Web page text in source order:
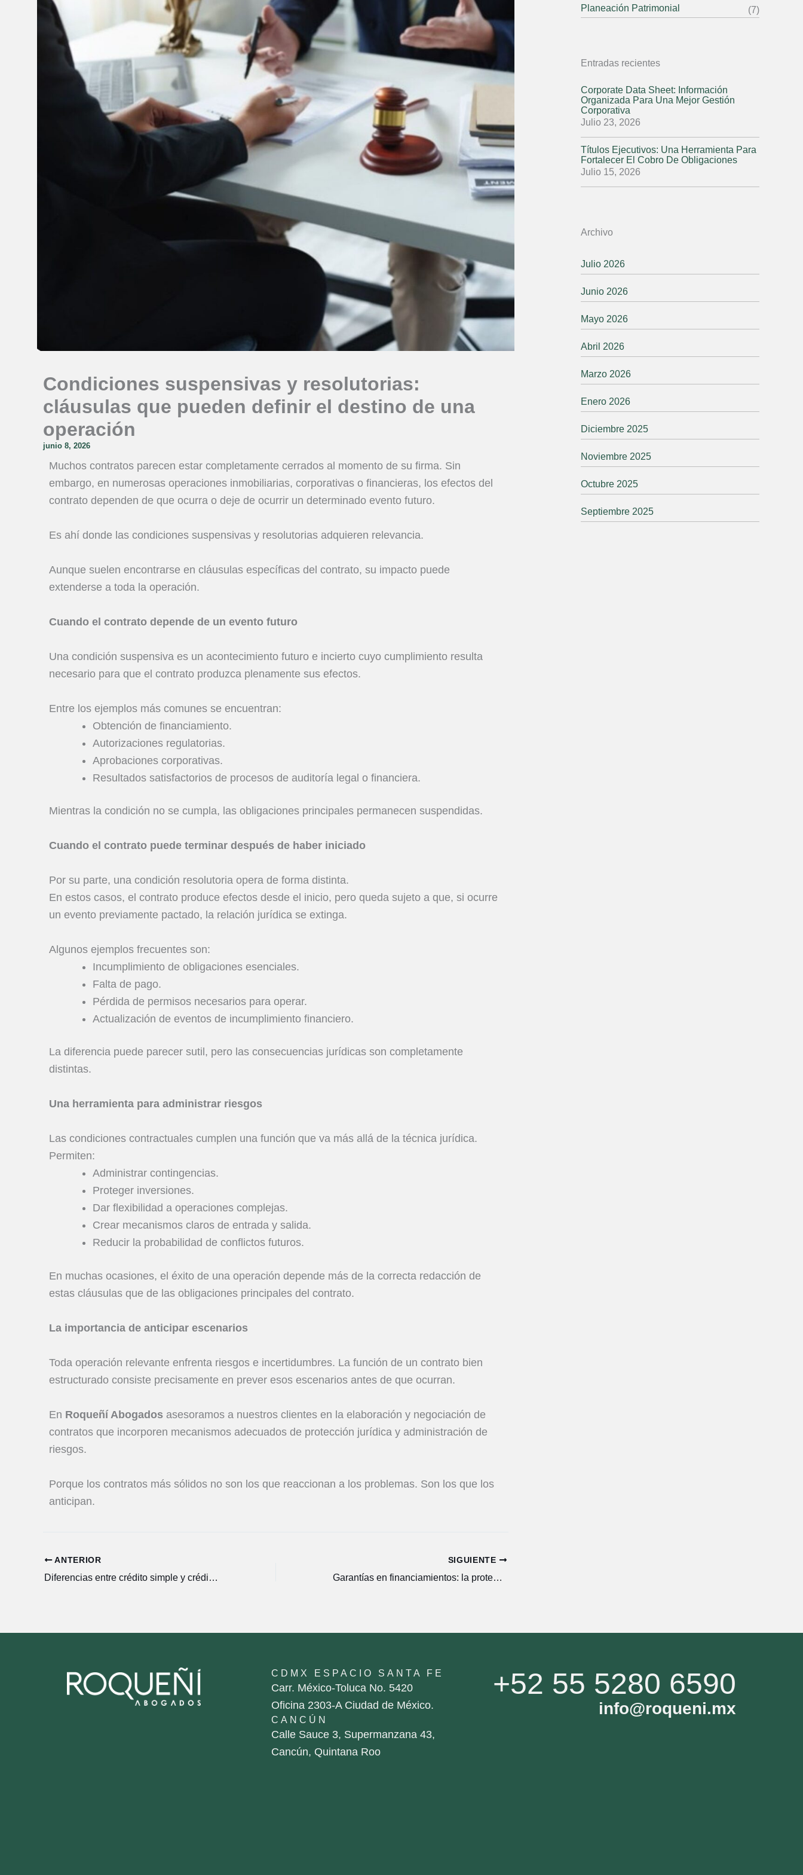
Condiciones suspensivas y resolutorias:
cláusulas que pueden definir el destino de una
operación
junio 8, 2026
Muchos contratos parecen estar completamente cerrados al momento de su firma. Sin
embargo, en numerosas operaciones inmobiliarias, corporativas o financieras, los efectos del
contrato dependen de que ocurra o deje de ocurrir un determinado evento futuro.
Es ahí donde las condiciones suspensivas y resolutorias adquieren relevancia.
Aunque suelen encontrarse en cláusulas específicas del contrato, su impacto puede
extenderse a toda la operación.
Cuando el contrato depende de un evento futuro
Una condición suspensiva es un acontecimiento futuro e incierto cuyo cumplimiento resulta
necesario para que el contrato produzca plenamente sus efectos.
Entre los ejemplos más comunes se encuentran:
Obtención de financiamiento.
Autorizaciones regulatorias.
Aprobaciones corporativas.
Resultados satisfactorios de procesos de auditoría legal o financiera.
Mientras la condición no se cumpla, las obligaciones principales permanecen suspendidas.
Cuando el contrato puede terminar después de haber iniciado
Por su parte, una condición resolutoria opera de forma distinta.
En estos casos, el contrato produce efectos desde el inicio, pero queda sujeto a que, si ocurre
un evento previamente pactado, la relación jurídica se extinga.
Algunos ejemplos frecuentes son:
Incumplimiento de obligaciones esenciales.
Falta de pago.
Pérdida de permisos necesarios para operar.
Actualización de eventos de incumplimiento financiero.
La diferencia puede parecer sutil, pero las consecuencias jurídicas son completamente
distintas.
Una herramienta para administrar riesgos
Las condiciones contractuales cumplen una función que va más allá de la técnica jurídica.
Permiten:
Administrar contingencias.
Proteger inversiones.
Dar flexibilidad a operaciones complejas.
Crear mecanismos claros de entrada y salida.
Reducir la probabilidad de conflictos futuros.
En muchas ocasiones, el éxito de una operación depende más de la correcta redacción de
estas cláusulas que de las obligaciones principales del contrato.
La importancia de anticipar escenarios
Toda operación relevante enfrenta riesgos e incertidumbres. La función de un contrato bien
estructurado consiste precisamente en prever esos escenarios antes de que ocurran.
En Roqueñí Abogados asesoramos a nuestros clientes en la elaboración y negociación de
contratos que incorporen mecanismos adecuados de protección jurídica y administración de
riesgos.
Porque los contratos más sólidos no son los que reaccionan a los problemas. Son los que los
anticipan.
ANTERIOR
Diferencias entre crédito simple y crédito revolvente: elegir la estructura correcta importa
SIGUIENTE
Garantías en financiamientos: la protección que cobra valor cuando más se necesita
Planeación Patrimonial
(7)
Entradas recientes
Corporate Data Sheet: Información
Organizada Para Una Mejor Gestión
Corporativa
Julio 23, 2026
Títulos Ejecutivos: Una Herramienta Para
Fortalecer El Cobro De Obligaciones
Julio 15, 2026
Archivo
Julio 2026
Junio 2026
Mayo 2026
Abril 2026
Marzo 2026
Enero 2026
Diciembre 2025
Noviembre 2025
Octubre 2025
Septiembre 2025
CDMX ESPACIO SANTA FE
Carr. México-Toluca No. 5420
Oficina 2303-A Ciudad de México.
CANCÚN
Calle Sauce 3, Supermanzana 43,
Cancún, Quintana Roo
+52 55 5280 6590
info@roqueni.mx